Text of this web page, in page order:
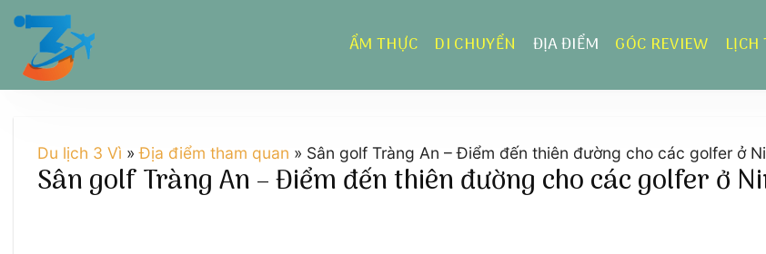
Chuyển
dung
ẨM THỰC DI CHUYỂN ĐỊA ĐIỂM GÓC REVIEW LỊCH
Du lịch 3 Vì »Địa điểm tham quan » Sân golf Tràng An – Điểm đến thiên đường cho các golfer ở
Sân golf Tràng An – Điểm đến thiên đường cho các golfer ở